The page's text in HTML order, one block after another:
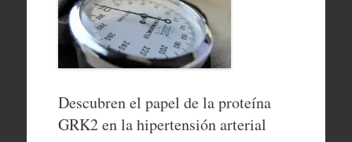
Descubren el papel de la proteína
GRK2 en la hipertensión arterial